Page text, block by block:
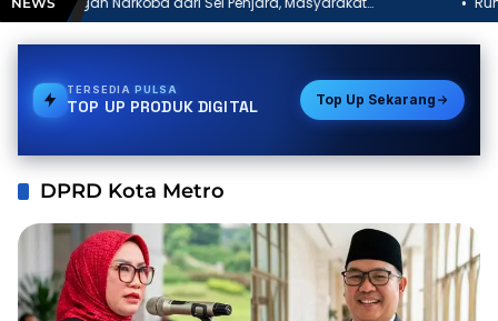
Rajabasa Dicopot
“Saya Anggap
TERSEDIAPAKET DATA
TOP UP PRODUK DIGITAL Top Up Sekarang
DPRD Kota Metro